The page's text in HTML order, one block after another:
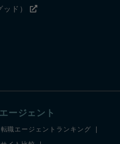
ッド）
ージェント
転職エージェントランキング